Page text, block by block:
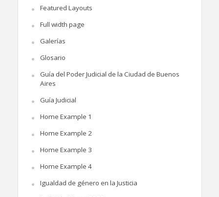
Featured Layouts
Full width page
Galerías
Glosario
Guía del Poder Judicial de la Ciudad de Buenos
Aires
Guía Judicial
Home Example 1
Home Example 2
Home Example 3
Home Example 4
Igualdad de género en la Justicia